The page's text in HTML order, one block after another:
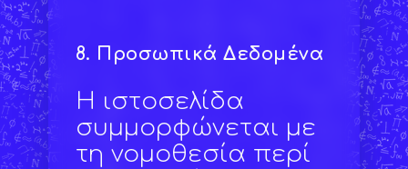
8. Προσωπικά Δεδομένα
Η ιστοσελίδα
συμμορφώνεται με
τη νομοθεσία περί